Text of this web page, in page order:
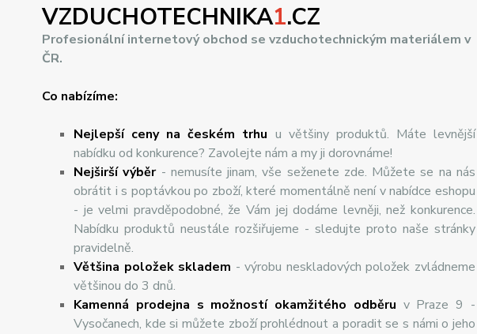
VZDUCHOTECHNIKA1.CZ
Profesionální internetový obchod se vzduchotechnickým materiálem v
ČR.
Co nabízíme:
Nejlepší ceny na českém trhu u většiny produktů. Máte levnější
nabídku od konkurence? Zavolejte nám a my ji dorovnáme!
Nejširšívýběr- nemusíte jinam, vše seženete zde. Můžete se na nás
obrátit i s poptávkou po zboží, které momentálně není v nabídce eshopu
- je velmi pravděpodobné, že Vám jej dodáme levněji, než konkurence.
Nabídku produktů neustále rozšiřujeme - sledujte proto naše stránky
pravidelně.
Většina položek skladem - výrobu neskladových položek zvládneme
většinou do 3 dnů.
Kamenná prodejna s možností okamžitého odběru v Praze 9 -
Vysočanech, kde si můžete zboží prohlédnout a poradit se s námi o jeho